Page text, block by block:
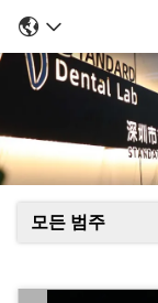
모든 범주